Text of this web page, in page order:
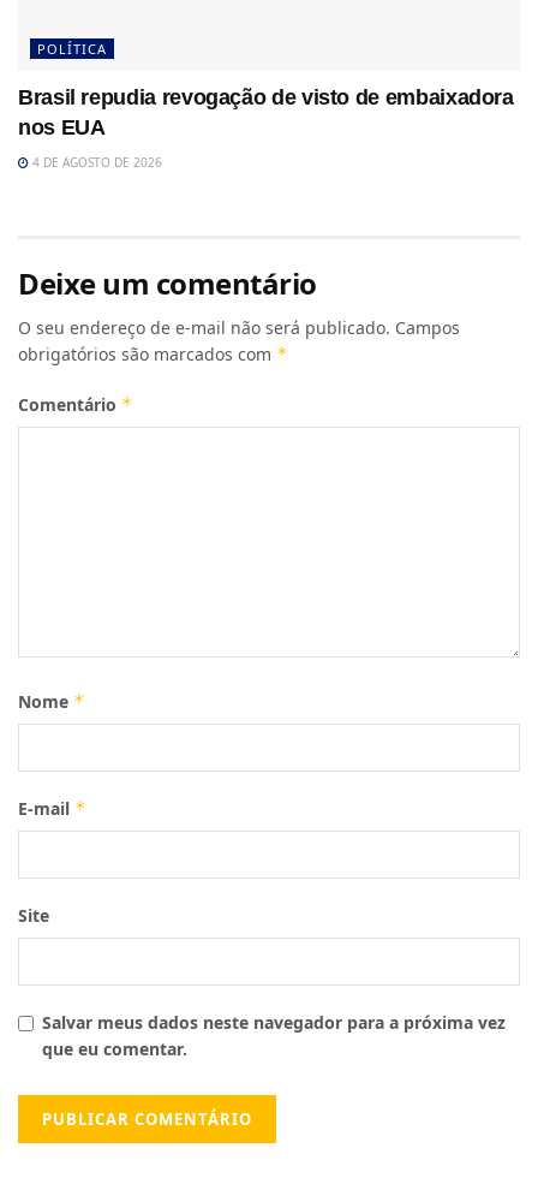
POLÍTICA
Brasil repudia revogação de visto de embaixadora
nos EUA
4 DE AGOSTO DE 2026
Deixe um comentário
O seu endereço de e-mail não será publicado. Campos
obrigatórios são marcados com *
Comentário *
Nome *
E-mail *
Site
Salvar meus dados neste navegador para a próxima vez
que eu comentar.